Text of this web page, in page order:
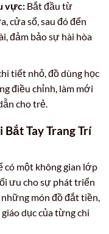
vực:Bắt đầu từ
cửa sổ, sau đó đến
đảm bảo sự hài hòa
tiết nhỏ, đồ dùng học
điều chỉnh, làm mới
cho trẻ.
Tay Trang Trí
có một không gian lớp
ưu cho sự phát triển
món đồ đắt tiền,
dục của từng chi